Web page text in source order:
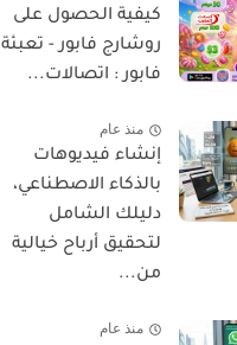
كيفية الحصول على
روشارج فابور - تعبئة
فابور : اتصالات...
منذ عام
إنشاء فيديوهات
بالذكاء الاصطناعي،
دليلك الشامل
لتحقيق أرباح خيالية
من...
منذ عام